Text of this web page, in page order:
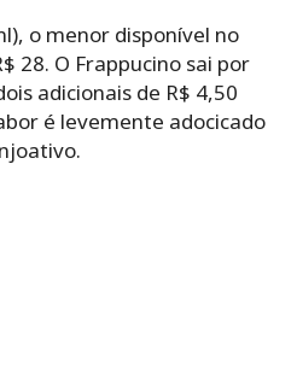
o menor disponível no
28. O Frappucino sai por
adicionais de R$ 4,50
é levemente adocicado